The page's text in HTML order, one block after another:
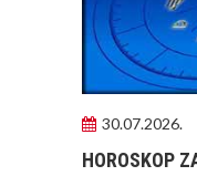
30.07.2026.
HOROSKOP